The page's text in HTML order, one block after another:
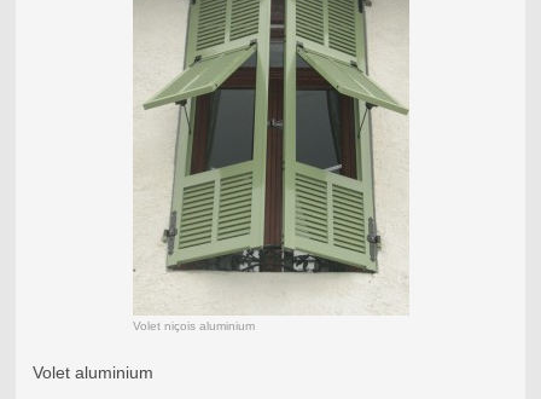
Volet niçois aluminium
Volet aluminium